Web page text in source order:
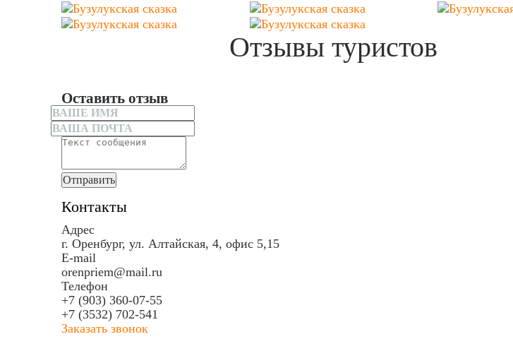
Отзывы туристов
Оставить отзыв
Отправить
Контакты
Адрес
г. Оренбург, ул. Алтайская, 4, офис 5,15
E-mail
orenpriem@mail.ru
Телефон
+7 (903) 360-07-55
+7 (3532) 702-541
Заказать звонок